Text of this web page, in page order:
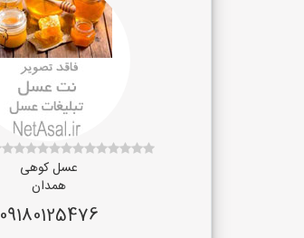
عسل کوهی
همدان
09180125476